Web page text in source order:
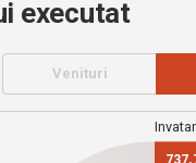
executat